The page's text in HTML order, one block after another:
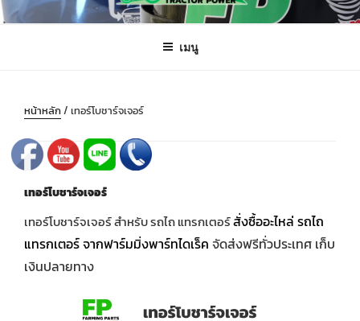
ข้ามFARMING PARTS DIRECT
ฟาร์มมิ่งพาร์ทไดเร็ค อะไหล่ รถไถ แทรกเตอร์ เครื่องมือจักรกลเกษตร จัดส่ง
เมนู
หน้าหลัก/ เทอร์โบชาร์จเจอร์
เทอร์โบชาร์จเจอร์
เทอร์โบชาร์จเจอร์ สำหรับ รถไถ แทรกเตอร์สั่งซื้ออะไหล่ รถไถ
แทรกเตอร์ จากฟาร์มมิ่งพาร์ทไดเร็ค จัดส่งฟรีทั่วประเทศ เก็บ
เงินปลายทาง